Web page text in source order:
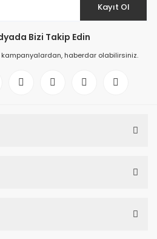
Kayıt Ol
Bizi Takip Edin
kampanyalardan, haberdar olabilirsiniz.